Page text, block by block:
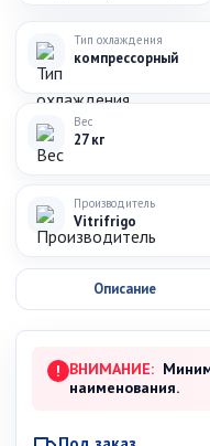
Тип охлаждения
компрессорный
Вес
27 кг
Производитель
Vitrifrigo
Описание
! ВНИМАНИЕ:
наименования.